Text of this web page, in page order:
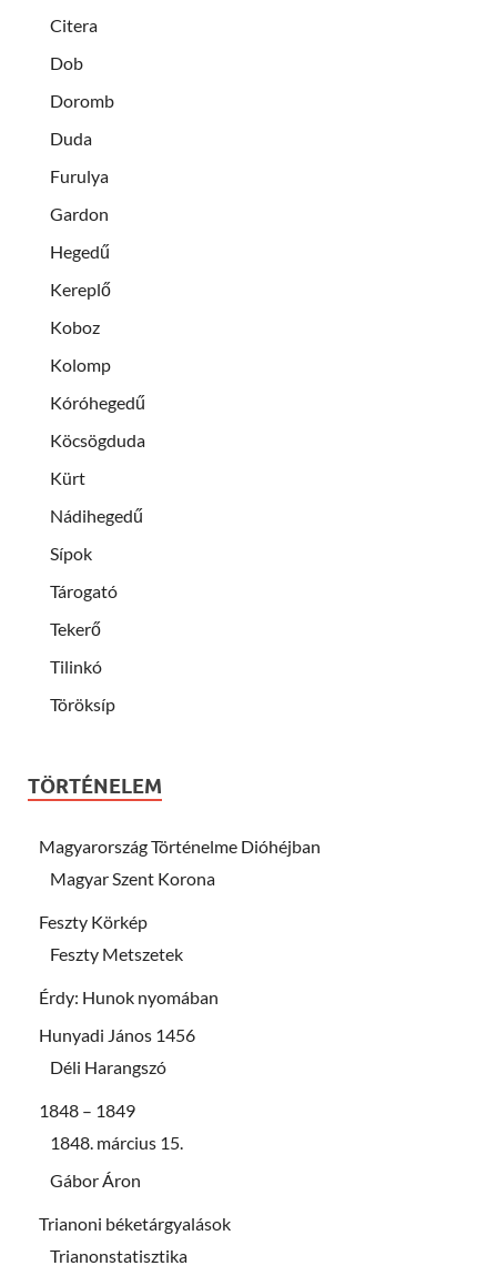
Citera
Dob
Doromb
Duda
Furulya
Gardon
Hegedű
Kereplő
Koboz
Kolomp
Kóróhegedű
Köcsögduda
Kürt
Nádihegedű
Sípok
Tárogató
Tekerő
Tilinkó
Töröksíp
TÖRTÉNELEM
Magyarország Történelme Dióhéjban
Magyar Szent Korona
Feszty Körkép
Feszty Metszetek
Érdy: Hunok nyomában
Hunyadi János 1456
Déli Harangszó
1848 – 1849
1848. március 15.
Gábor Áron
Trianoni béketárgyalások
Trianonstatisztika